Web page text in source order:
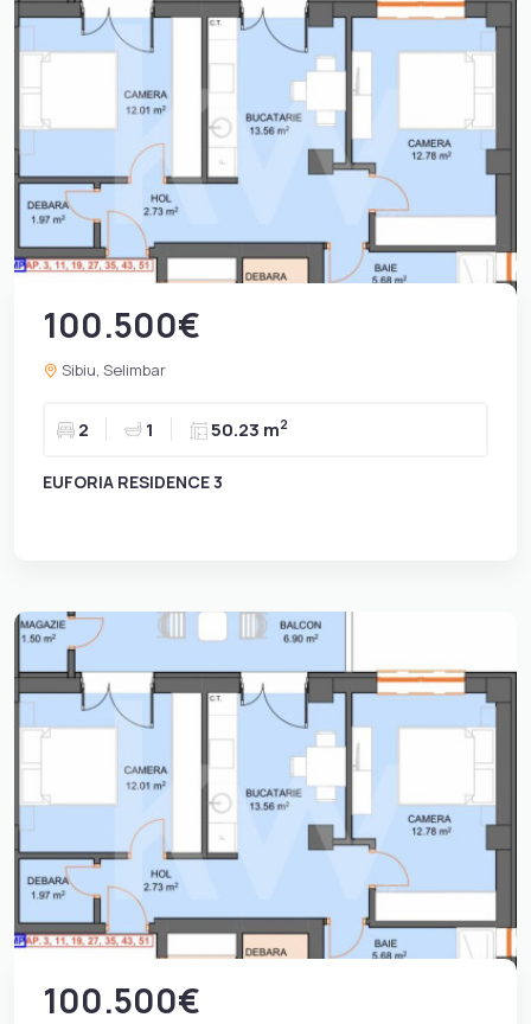
100.500€
Sibiu, Selimbar
2 1 50.23 m2
EUFORIA RESIDENCE 3
100.500€